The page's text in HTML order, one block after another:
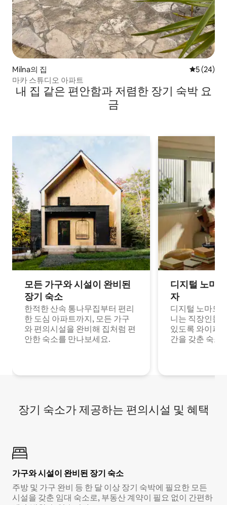
Milna의 집 평점 5점(5
5 (24)
마카 스튜디오 아파트
내 집 같은 편안함과 저렴한 장기 숙박 요
금
모든 가구와 시설이 완비된
장기 숙소
한적한 산속 통나무집부터 편리
한 도심 아파트까지, 모든 가구
와 편의시설을 완비해 집처럼 편
안한 숙소를 만나보세요.
디지털 노마
자
디지털 노마드
니는 직장인들
있도록 와이파
간을 갖춘 숙소
장기 숙소가 제공하는 편의시설 및 혜택
가구와 시설이 완비된 장기 숙소
주방 및 가구 완비 등 한 달 이상 장기 숙박에 필요한 모든
시설을 갖춘 임대 숙소로, 부동산 계약이 필요 없이 간편하